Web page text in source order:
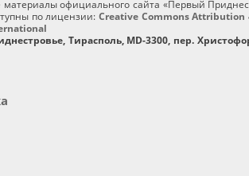
материалы официального сайта «Первый
по лицензии: Creative Commons Attribution
Тирасполь, MD-3300, пер.